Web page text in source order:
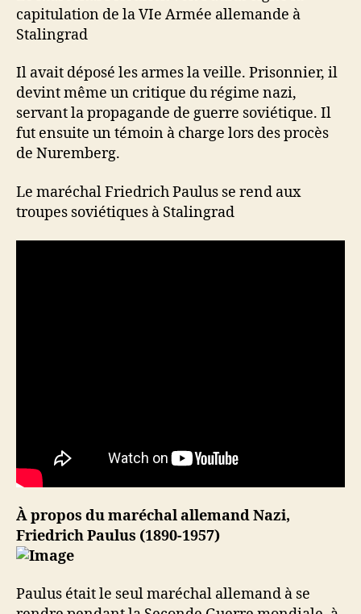
capitulation de la VIe Armée allemande à
Stalingrad
Il avait déposé les armes la veille. Prisonnier, il
devint même un critique du régime nazi,
servant la propagande de guerre soviétique. Il
fut ensuite un témoin à charge lors des procès
de Nuremberg.
Le maréchal Friedrich Paulus se rend aux
troupes soviétiques à Stalingrad
À propos du maréchal allemand Nazi,
Friedrich Paulus (1890-1957)
Paulus était le seul maréchal allemand à se